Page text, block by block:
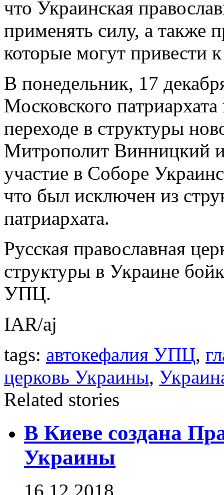
что Украинская
применять силу, а также
которые могут привести
В понедельник, 17
Московского
переходе в структуры
Митрополит Винницкий
участие в Соборе
что был исключен из
патриархата.
Русская православная
структуры в Украине
УПЦ.
IAR/aj
tags: автокефалия УПЦ,
церковь Украины,
Related stories
В Киеве создана
Украины
16.12.2018